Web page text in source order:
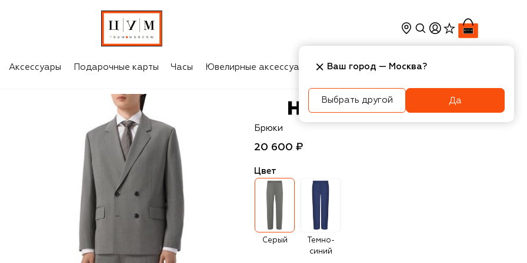
Аксессуары Подарочные карты Часы Ювелирные аксессуары Косметика Интерьер
HUGO
Брюки
20 600 ₽
Цвет
Серый
Темно-
синий
Ваш город — Москва?
Выбрать другой Да